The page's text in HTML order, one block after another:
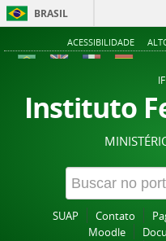
BRASIL
ACESSIBILIDADE
Instituto
SUAP Contato
Moodle